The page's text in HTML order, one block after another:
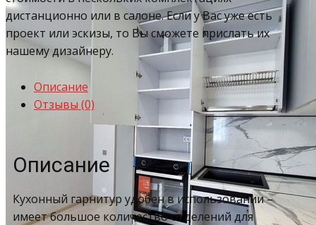
дистанционно или в салоне. Если у Вас уже есть
проект или эскизы, то Вы сможете прислать их
нашему дизайнеру.
Описание
Отзывы (0)
Описание
Кухонный гарнитур удобен в использовании –
имеет большое количество отделений для